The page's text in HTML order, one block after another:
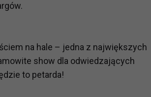
na hale – jedna z największych
show dla odwiedzających
to petarda!